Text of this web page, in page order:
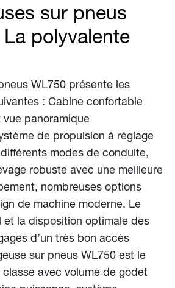
sur pneus
polyvalente
WL750 présente les
: Cabine confortable
panoramique
de propulsion à réglage
modes de conduite,
robuste avec une meilleure
nombreuses options
de machine moderne. Le
et la disposition optimale des
d’un très bon accès
sur pneus WL750 est le
avec volume de godet